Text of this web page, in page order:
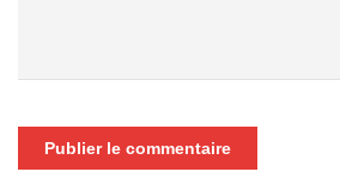
Publier le commentaire